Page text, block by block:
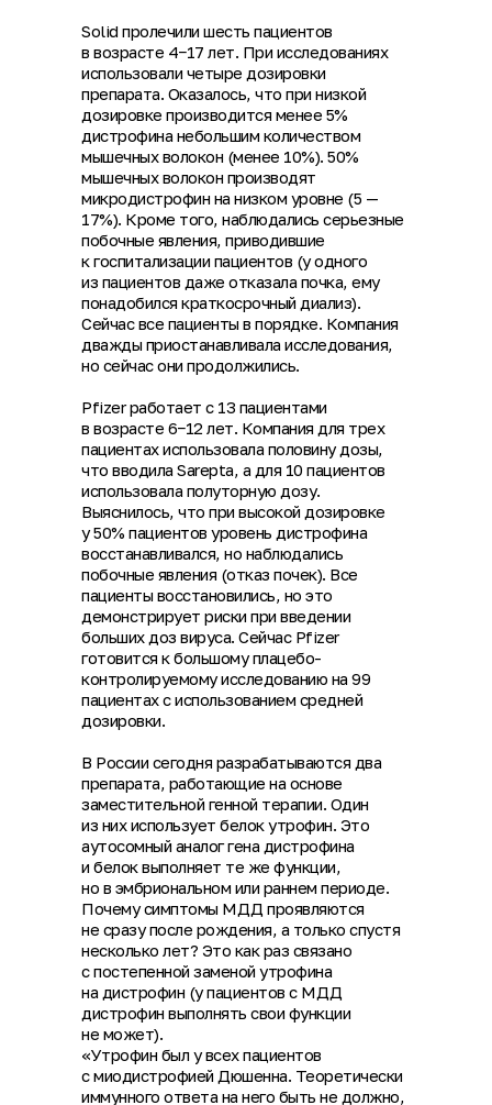
Solid пролечили шесть пациентов
в возрасте 4−17 лет. При исследованиях
использовали четыре дозировки
препарата. Оказалось, что при низкой
дозировке производится менее 5%
дистрофина небольшим количеством
мышечных волокон (менее 10%). 50%
мышечных волокон производят
микродистрофин на низком уровне (5 —
17%). Кроме того, наблюдались серьезные
побочные явления, приводившие
к госпитализации пациентов (у одного
из пациентов даже отказала почка, ему
понадобился краткосрочный диализ).
Сейчас все пациенты в порядке. Компания
дважды приостанавливала исследования,
но сейчас они продолжились.
Pfizer работает с 13 пациентами
в возрасте 6−12 лет. Компания для трех
пациентах использовала половину дозы,
что вводила Sarepta, а для 10 пациентов
использовала полуторную дозу.
Выяснилось, что при высокой дозировке
у 50% пациентов уровень дистрофина
восстанавливался, но наблюдались
побочные явления (отказ почек). Все
пациенты восстановились, но это
демонстрирует риски при введении
больших доз вируса. Сейчас Pfizer
готовится к большому плацебо-
контролируемому исследованию на 99
пациентах с использованием средней
дозировки.
В России сегодня разрабатываются два
препарата, работающие на основе
заместительной генной терапии. Один
из них использует белок утрофин. Это
аутосомный аналог гена дистрофина
и белок выполняет те же функции,
но в эмбриональном или раннем периоде.
Почему симптомы МДД проявляются
не сразу после рождения, а только спустя
несколько лет? Это как раз связано
с постепенной заменой утрофина
на дистрофин (у пациентов с МДД
дистрофин выполнять свои функции
не может).
«Утрофин был у всех пациентов
с миодистрофией Дюшенна. Теоретически
иммунного ответа на него быть не должно,